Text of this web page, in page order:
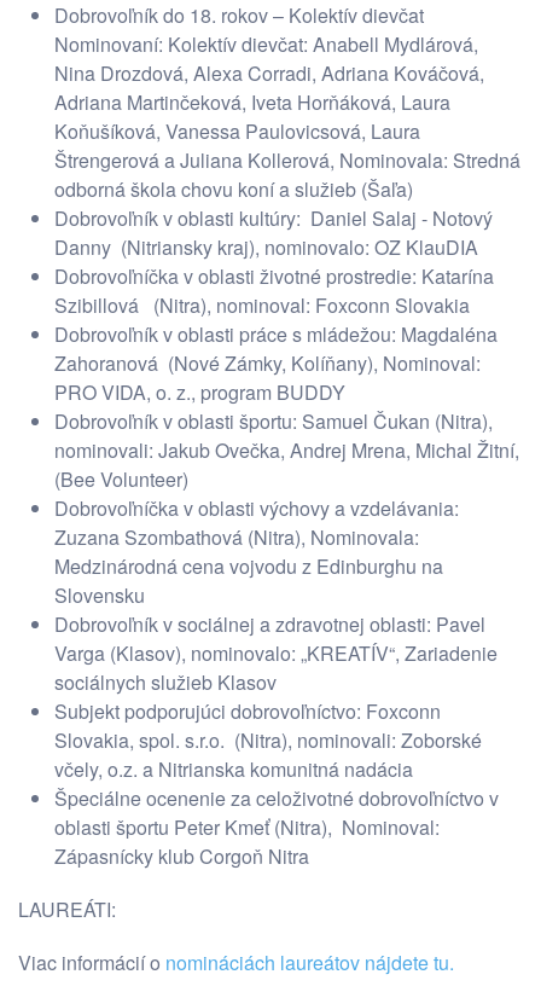
Dobrovoľník do 18. rokov – Kolektív dievčat
Nominovaní: Kolektív dievčat: Anabell Mydlárová,
Nina Drozdová, Alexa Corradi, Adriana Kováčová,
Adriana Martinčeková, Iveta Horňáková, Laura
Koňušíková, Vanessa Paulovicsová, Laura
Štrengerová a Juliana Kollerová, Nominovala: Stredná
odborná škola chovu koní a služieb (Šaľa)
Dobrovoľník v oblasti kultúry: Daniel Salaj - Notový
Danny (Nitriansky kraj), nominovalo: OZ KlauDIA
Dobrovoľníčka v oblasti životné prostredie: Katarína
Szibillová (Nitra), nominoval: Foxconn Slovakia
Dobrovoľník v oblasti práce s mládežou: Magdaléna
Zahoranová (Nové Zámky, Kolíňany), Nominoval:
PRO VIDA, o. z., program BUDDY
Dobrovoľník v oblasti športu: Samuel Čukan (Nitra),
nominovali: Jakub Ovečka, Andrej Mrena, Michal Žitní,
(Bee Volunteer)
Dobrovoľníčka v oblasti výchovy a vzdelávania:
Zuzana Szombathová (Nitra), Nominovala:
Medzinárodná cena vojvodu z Edinburghu na
Slovensku
Dobrovoľník v sociálnej a zdravotnej oblasti: Pavel
Varga (Klasov), nominovalo: „KREATÍV“, Zariadenie
sociálnych služieb Klasov
Subjekt podporujúci dobrovoľníctvo: Foxconn
Slovakia, spol. s.r.o. (Nitra), nominovali: Zoborské
včely, o.z. a Nitrianska komunitná nadácia
Špeciálne ocenenie za celoživotné dobrovoľníctvo v
oblasti športu Peter Kmeť (Nitra), Nominoval:
Zápasnícky klub Corgoň Nitra
LAUREÁTI:
Viac informácií o nomináciách laureátov nájdete tu.